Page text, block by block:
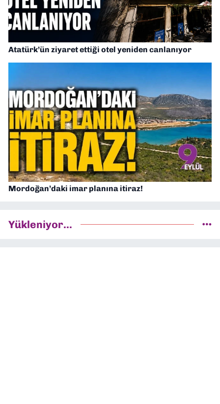
Atatürk’ün ziyaret ettiği otel yeniden canlanıyor
Mordoğan’daki imar planına itiraz!
Yükleniyor...